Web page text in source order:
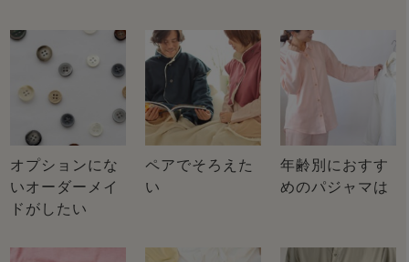
オプションにな
いオーダーメイ
ドがしたい
ペアでそろえた
い
年齢別におすす
めのパジャマは